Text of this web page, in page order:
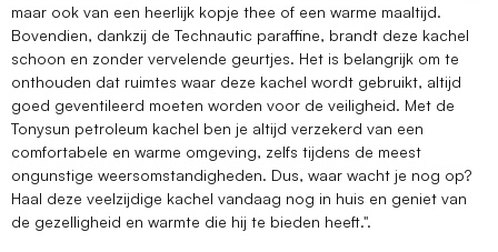
maar ook van een heerlijk kopje thee of een warme maaltijd.
Bovendien, dankzij de Technautic paraffine, brandt deze kachel
schoon en zonder vervelende geurtjes. Het is belangrijk om te
onthouden dat ruimtes waar deze kachel wordt gebruikt, altijd
goed geventileerd moeten worden voor de veiligheid. Met de
Tonysun petroleum kachel ben je altijd verzekerd van een
comfortabele en warme omgeving, zelfs tijdens de meest
ongunstige weersomstandigheden. Dus, waar wacht je nog op?
Haal deze veelzijdige kachel vandaag nog in huis en geniet van
de gezelligheid en warmte die hij te bieden heeft.".